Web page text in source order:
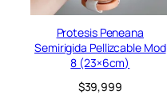
Protesis Peneana
Semirigida Pellizcable Mod
8 (23×6cm)
$39,999